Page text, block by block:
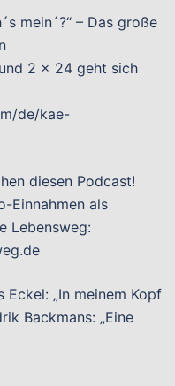
mein´?“ – Das große
2 x 24 geht sich
de/kae-
diesen Podcast!
Einnahmen als
Lebensweg:
Eckel: „In meinem Kopf
Backmans: „Eine